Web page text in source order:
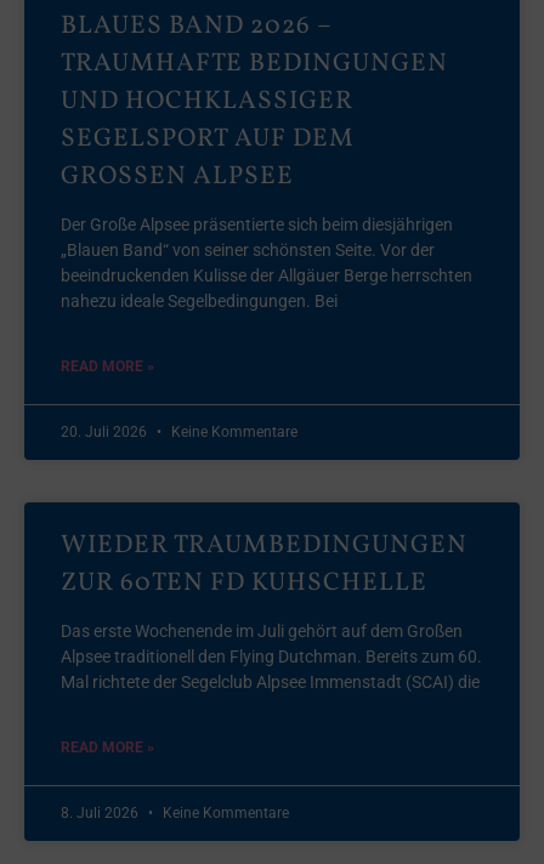
BLAUES BAND 2026 –
TRAUMHAFTE BEDINGUNGEN
UND HOCHKLASSIGER
SEGELSPORT AUF DEM
GROSSEN ALPSEE
Der Große Alpsee präsentierte sich beim diesjährigen
„Blauen Band“ von seiner schönsten Seite. Vor der
beeindruckenden Kulisse der Allgäuer Berge herrschten
nahezu ideale Segelbedingungen. Bei
READ MORE »
20. Juli 2026 Keine Kommentare
WIEDER TRAUMBEDINGUNGEN
ZUR 60TEN FD KUHSCHELLE
Das erste Wochenende im Juli gehört auf dem Großen
Alpsee traditionell den Flying Dutchman. Bereits zum 60.
Mal richtete der Segelclub Alpsee Immenstadt (SCAI) die
READ MORE »
8. Juli 2026 Keine Kommentare